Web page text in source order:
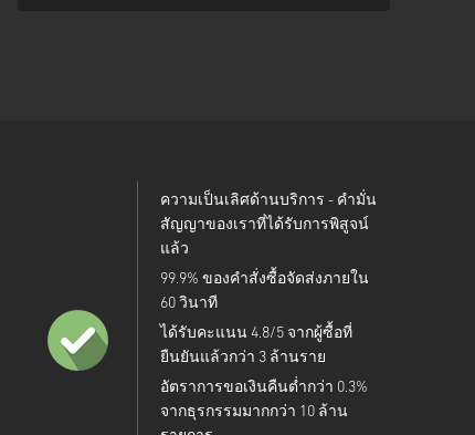
ความเป็นเลิศด้านบริการ - คำมั่น
สัญญาของเราที่ได้รับการพิสูจน์
แล้ว
99.9% ของคำสั่งซื้อจัดส่งภายใน
60 วินาที
ได้รับคะแนน 4.8/5 จากผู้ซื้อที่
ยืนยันแล้วกว่า 3 ล้านราย
อัตราการขอเงินคืนต่ำกว่า 0.3%
จากธุรกรรมมากกว่า 10 ล้าน